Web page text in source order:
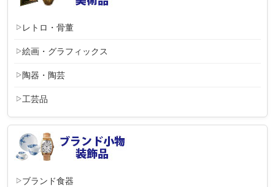
レトロ・骨董
絵画・グラフィックス
陶器・陶芸
工芸品
ブランド食器